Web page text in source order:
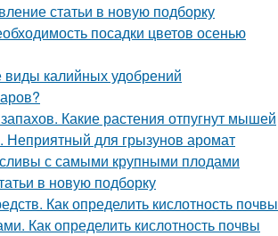
статьи в новую подборку
посадки цветов осенью
калийных удобрений
Какие растения отпугнут мышей
для грызунов аромат
с самыми крупными плодами
в новую подборку
Как определить кислотность почвы
Как определить кислотность почвы